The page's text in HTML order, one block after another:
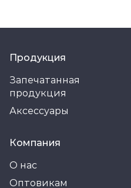
Продукция
Запечатанная
продукция
Аксессуары
Компания
О нас
Оптовикам